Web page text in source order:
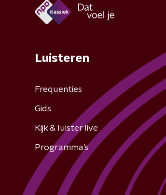
Luisteren
Frequenties
Gids
Kijk & luister live
Programma's